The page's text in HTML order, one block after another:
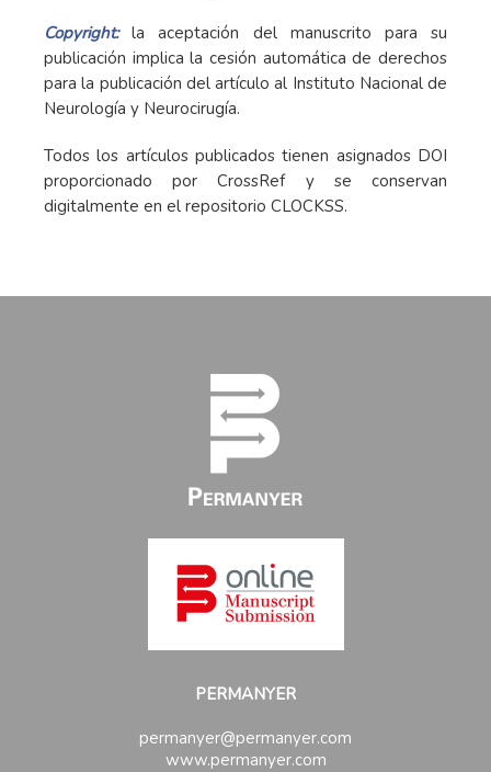
Copyright:
la aceptación del manuscrito para su
publicación implica la cesión automática de derechos
para la publicación del artículo al Instituto Nacional de
Neurología y Neurocirugía.
Todos los artículos publicados tienen asignados DOI
proporcionado por CrossRef y se conservan
digitalmente en el repositorio CLOCKSS.
PERMANYER
permanyer@permanyer.com
www.permanyer.com